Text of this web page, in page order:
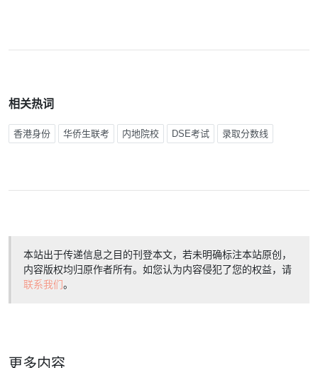
相关热词
香港身份 华侨生联考 内地院校 DSE考试 录取分数线
本站出于传递信息之目的刊登本文，若未明确标注本站原创，
内容版权均归原作者所有。如您认为内容侵犯了您的权益，请
联系我们。
更多内容